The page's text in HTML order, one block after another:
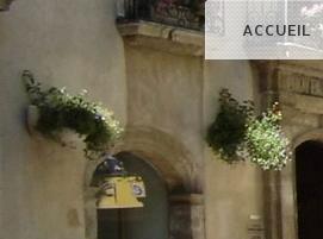
ACCUEIL